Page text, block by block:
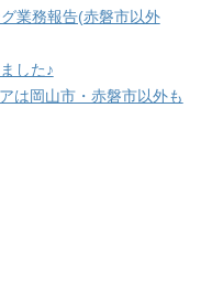
業務報告(赤磐市以外
した♪
は岡山市・赤磐市以外も